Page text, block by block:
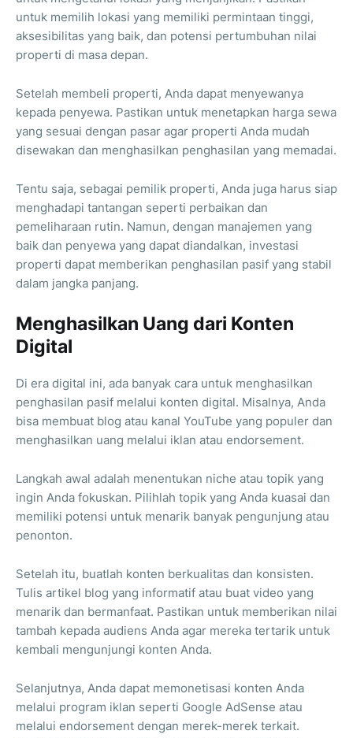
untuk memilih lokasi yang memiliki permintaan tinggi,
aksesibilitas yang baik, dan potensi pertumbuhan nilai
properti di masa depan.
Setelah membeli properti, Anda dapat menyewanya
kepada penyewa. Pastikan untuk menetapkan harga sewa
yang sesuai dengan pasar agar properti Anda mudah
disewakan dan menghasilkan penghasilan yang memadai.
Tentu saja, sebagai pemilik properti, Anda juga harus siap
menghadapi tantangan seperti perbaikan dan
pemeliharaan rutin. Namun, dengan manajemen yang
baik dan penyewa yang dapat diandalkan, investasi
properti dapat memberikan penghasilan pasif yang stabil
dalam jangka panjang.
Menghasilkan Uang dari Konten
Digital
Di era digital ini, ada banyak cara untuk menghasilkan
penghasilan pasif melalui konten digital. Misalnya, Anda
bisa membuat blog atau kanal YouTube yang populer dan
menghasilkan uang melalui iklan atau endorsement.
Langkah awal adalah menentukan niche atau topik yang
ingin Anda fokuskan. Pilihlah topik yang Anda kuasai dan
memiliki potensi untuk menarik banyak pengunjung atau
penonton.
Setelah itu, buatlah konten berkualitas dan konsisten.
Tulis artikel blog yang informatif atau buat video yang
menarik dan bermanfaat. Pastikan untuk memberikan nilai
tambah kepada audiens Anda agar mereka tertarik untuk
kembali mengunjungi konten Anda.
Selanjutnya, Anda dapat memonetisasi konten Anda
melalui program iklan seperti Google AdSense atau
melalui endorsement dengan merek-merek terkait.